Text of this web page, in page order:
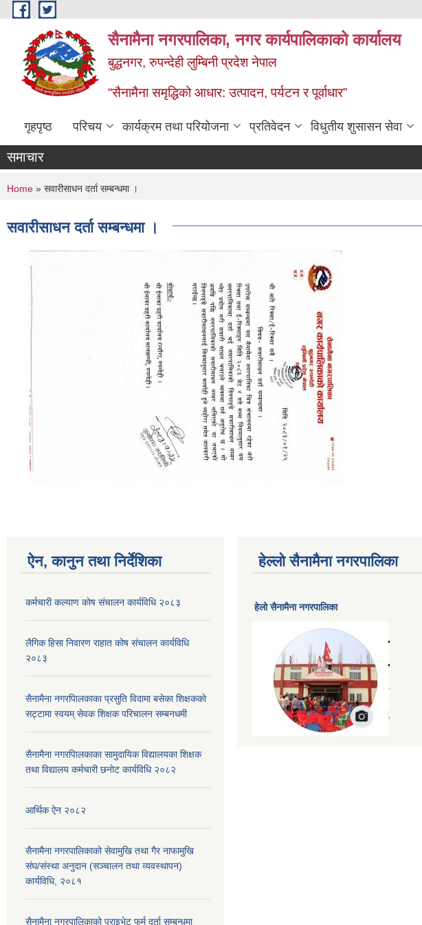
Skip to main content
सैनामैना नगरपालिका, नगर कार्यपालिकाको कार्यालय
बुद्धनगर, रुपन्देही लुम्बिनी प्रदेश नेपाल
“सैनामैना समृद्धिको आधार: उत्पादन, पर्यटन र पूर्वाधार”
गृहपृष्ठ परिचय कार्यक्रम तथा परियोजना प्रतिवेदन विधुतीय शुसासन सेवा
समाचार
You are here
Home » सवारीसाधन दर्ता सम्बन्धमा ।
सवारीसाधन दर्ता सम्बन्धमा ।
ऐन, कानुन तथा निर्देशिका
कर्मचारी कल्याण काेष संचालन कार्यविधि २०८३
लैगिक हिसा निवारण राहात कोष संचालन कार्यविधि
२०८३
सैनामैना नगरपािलकाका प्रसुति विदामा बसेका शिक्षककाे
सट्टामा स्वयम् सेवक शिक्षक परिचालन सम्बनधमी
सैनामैना नगरपािलकाका सामुदायिक विद्यालयका शिक्षक
तथा विद्यालय कर्मचारी छनाेट कार्यविधि २०८२
आर्थिक ऐन २०८२
सैनामैना नगरपालिकाको सेवामुखि तथा गैर नाफामुखि
संघ/संस्था अनुदान (सञ्चालन तथा व्यवस्थापन)
कार्यविधि, २०८१
सैनामैना नगरपालिकाको प्राइभेट फर्म दर्ता सम्बन्धमा
हेल्लो सैनामैना नगरपालिका
हेलाे सैनामैना नगरपालिका